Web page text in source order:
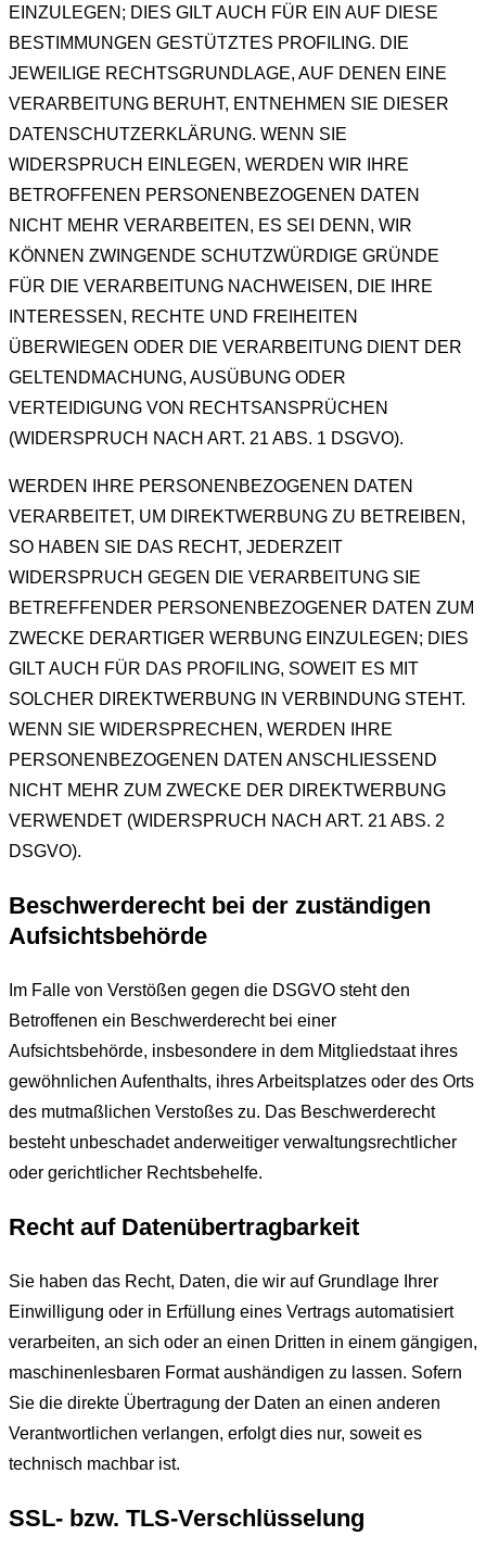
EINZULEGEN; DIES GILT AUCH FÜR EIN AUF DIESE
BESTIMMUNGEN GESTÜTZTES PROFILING. DIE
JEWEILIGE RECHTSGRUNDLAGE, AUF DENEN EINE
VERARBEITUNG BERUHT, ENTNEHMEN SIE DIESER
DATENSCHUTZERKLÄRUNG. WENN SIE
WIDERSPRUCH EINLEGEN, WERDEN WIR IHRE
BETROFFENEN PERSONENBEZOGENEN DATEN
NICHT MEHR VERARBEITEN, ES SEI DENN, WIR
KÖNNEN ZWINGENDE SCHUTZWÜRDIGE GRÜNDE
FÜR DIE VERARBEITUNG NACHWEISEN, DIE IHRE
INTERESSEN, RECHTE UND FREIHEITEN
ÜBERWIEGEN ODER DIE VERARBEITUNG DIENT DER
GELTENDMACHUNG, AUSÜBUNG ODER
VERTEIDIGUNG VON RECHTSANSPRÜCHEN
(WIDERSPRUCH NACH ART. 21 ABS. 1 DSGVO).
WERDEN IHRE PERSONENBEZOGENEN DATEN
VERARBEITET, UM DIREKTWERBUNG ZU BETREIBEN,
SO HABEN SIE DAS RECHT, JEDERZEIT
WIDERSPRUCH GEGEN DIE VERARBEITUNG SIE
BETREFFENDER PERSONENBEZOGENER DATEN ZUM
ZWECKE DERARTIGER WERBUNG EINZULEGEN; DIES
GILT AUCH FÜR DAS PROFILING, SOWEIT ES MIT
SOLCHER DIREKTWERBUNG IN VERBINDUNG STEHT.
WENN SIE WIDERSPRECHEN, WERDEN IHRE
PERSONENBEZOGENEN DATEN ANSCHLIESSEND
NICHT MEHR ZUM ZWECKE DER DIREKTWERBUNG
VERWENDET (WIDERSPRUCH NACH ART. 21 ABS. 2
DSGVO).
Beschwerderecht bei der zuständigen
Aufsichtsbehörde
Im Falle von Verstößen gegen die DSGVO steht den
Betroffenen ein Beschwerderecht bei einer
Aufsichtsbehörde, insbesondere in dem Mitgliedstaat ihres
gewöhnlichen Aufenthalts, ihres Arbeitsplatzes oder des Orts
des mutmaßlichen Verstoßes zu. Das Beschwerderecht
besteht unbeschadet anderweitiger verwaltungsrechtlicher
oder gerichtlicher Rechtsbehelfe.
Recht auf Datenübertragbarkeit
Sie haben das Recht, Daten, die wir auf Grundlage Ihrer
Einwilligung oder in Erfüllung eines Vertrags automatisiert
verarbeiten, an sich oder an einen Dritten in einem gängigen,
maschinenlesbaren Format aushändigen zu lassen. Sofern
Sie die direkte Übertragung der Daten an einen anderen
Verantwortlichen verlangen, erfolgt dies nur, soweit es
technisch machbar ist.
SSL- bzw. TLS-Verschlüsselung